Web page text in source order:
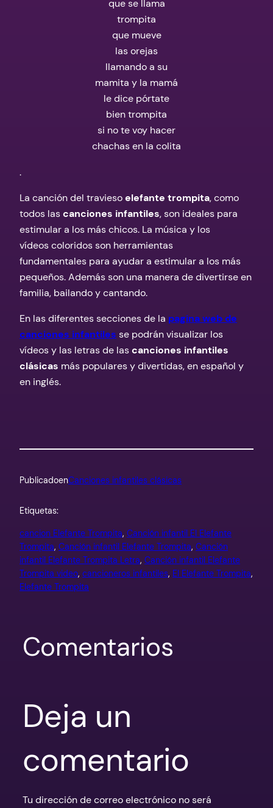
que se llama
trompita
que mueve
las orejas
llamando a su
mamita y la mamá
le dice pórtate
bien trompita
si no te voy hacer
chachas en la colita
.
La canción del traviesoelefante trompita, como
todos lascanciones infantiles, son ideales para
estimular a los más chicos. La música y los
vídeos coloridos son herramientas
fundamentales para ayudar a estimular a los más
pequeños. Además son una manera de divertirse en
familia, bailando y cantando.
En las diferentes secciones de la pagina web de
canciones infantiles se podrán visualizar los
vídeos y las letras de lascanciones infantiles
clásicas más populares y divertidas, en español y
en inglés.
PublicadoenCanciones infantiles clásicas
Etiquetas:
cancion Elefante Trompita, Canción infantil El Elefante
Trompita, Canción infantil Elefante Trompita, Canción
infantil Elefante Trompita Letra, Canción infantil Elefante
Trompita video, cancioneros infantiles, El Elefante Trompita
Elefante Trompita
Comentarios
Deja un
comentario
Tu dirección de correo electrónico no será